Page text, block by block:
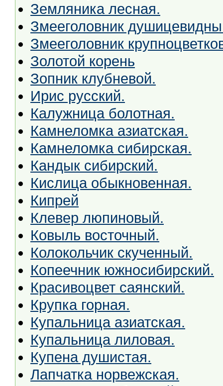
Земляника лесная.
Змееголовник
Змееголовник
Золотой корень
Зопник клубневой.
Ирис русский.
Калужница болотная.
Камнеломка азиатская.
Камнеломка сибирская.
Кандык сибирский.
Кислица обыкновенная.
Кипрей
Клевер люпиновый.
Ковыль восточный.
Колокольчик скученный.
Копеечник южносибирский.
Красивоцвет саянский.
Крупка горная.
Купальница азиатская.
Купальница лиловая.
Купена душистая.
Лапчатка норвежская.